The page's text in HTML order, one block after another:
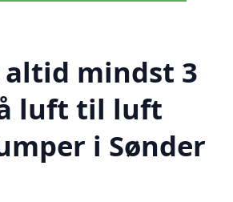
mindst 3
luft til luft
i Sønder